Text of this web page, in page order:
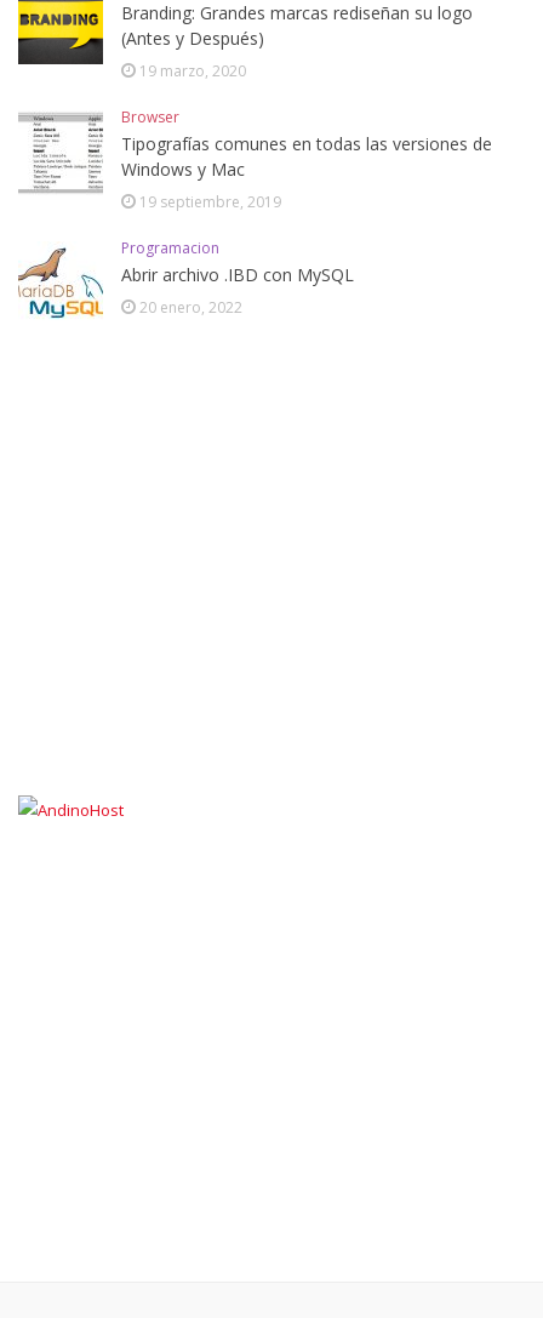
Branding: Grandes marcas rediseñan su logo
(Antes y Después)
19 marzo, 2020
Browser
Tipografías comunes en todas las versiones de
Windows y Mac
19 septiembre, 2019
Programacion
Abrir archivo .IBD con MySQL
20 enero, 2022